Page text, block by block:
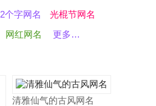
2个字网名
光棍节网名
网红网名 更多…
清雅仙气的古风网名